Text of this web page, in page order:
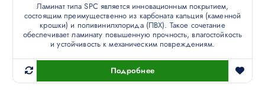
Ламинат типа SPC является инновационным покрытием,
состоящим преимущественно из карбоната кальция (каменной
крошки) и поливинилхлорида (ПВХ). Такое сочетание
обеспечивает ламинату повышенную прочность, влагостойкость
и устойчивость к механическим повреждениям.
Подробнее